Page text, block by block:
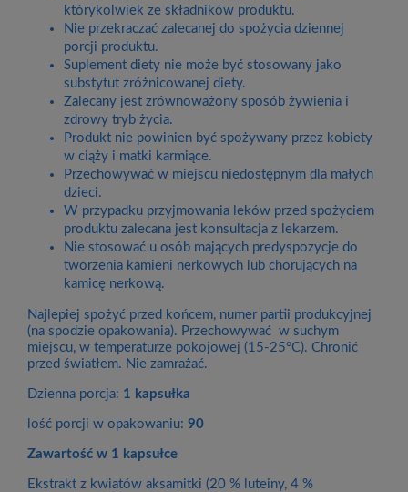
którykolwiek ze składników produktu.
Nie przekraczać zalecanej do spożycia dziennej
porcji produktu.
Suplement diety nie może być stosowany jako
substytut zróżnicowanej diety.
Zalecany jest zrównoważony sposób żywienia i
zdrowy tryb życia.
Produkt nie powinien być spożywany przez kobiety
w ciąży i matki karmiące.
Przechowywać w miejscu niedostępnym dla małych
dzieci.
W przypadku przyjmowania leków przed spożyciem
produktu zalecana jest konsultacja z lekarzem.
Nie stosować u osób mających predyspozycje do
tworzenia kamieni nerkowych lub chorujących na
kamicę nerkową.
Najlepiej spożyć przed końcem, numer partii produkcyjnej
(na spodzie opakowania). Przechowywać w suchym
miejscu, w temperaturze pokojowej (15-25°C). Chronić
przed światłem. Nie zamrażać.
Dzienna porcja: 1 kapsułka
lość porcji w opakowaniu: 90
Zawartość w 1 kapsułce
Ekstrakt z kwiatów aksamitki (20 % luteiny, 4 %